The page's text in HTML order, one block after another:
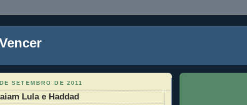
SETEMBRO DE 2011
Lula e Haddad